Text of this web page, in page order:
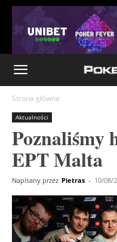
Strona główna
Aktualności
Poznaliśmy
EPT Malta
Napisany przez Pietras - 10/08/